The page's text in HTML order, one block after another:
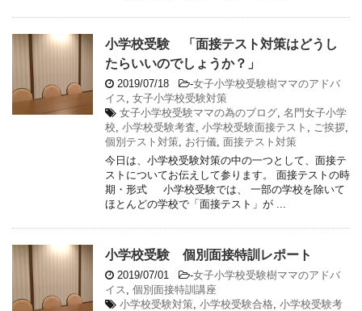
小学校受験 「面接テスト対策はどうし
たらいいのでしょうか？」
2019/07/18 -女子小学校受験樹ママのアドバ
イス
女子小学校受験対策
女子小学校受験ママの為のブログ 名門女子小学
校 小学校受験考査 小学校受験面接テスト ご挨拶
個別テスト対策 お行儀 面接テスト対策
今日は、小学校受験対策の中の一つとして、面接テ
ストについてお伝えして参ります。 面接テストの時
期・形式 小学校受験では、 一部の学校を除いて
ほとんどの学校で「面接テスト」が ...
小学校受験 個別面接特訓レポート
2019/07/01 -女子小学校受験樹ママのアドバ
イス
個別面接特訓講座
小学校受験対策 小学校受験合格 小学校受験考